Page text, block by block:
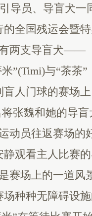
导员、导盲犬一
的全国残运会暨
两支导盲犬——
米”(Timi)与“茶茶”
盲人门球的赛场上
张魏和她的导盲
动员往返赛场的
静观看主人比赛
赛场上的一道风
场种种无障碍设